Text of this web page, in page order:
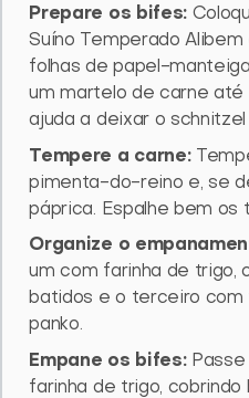
Prepare os bifes:
Suíno Temperado
folhas de papel-
um martelo de carne até
ajuda a deixar o
Tempere a carne:
pimenta-do-reino e, se
páprica. Espalhe bem os
Organize o
um com farinha de trigo,
batidos e o terceiro com
panko.
Empane os bifes:Passe
farinha de trigo,